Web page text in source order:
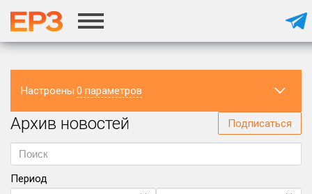
Настроены 0 параметров
Регион
Архив новостей Подписаться
Период